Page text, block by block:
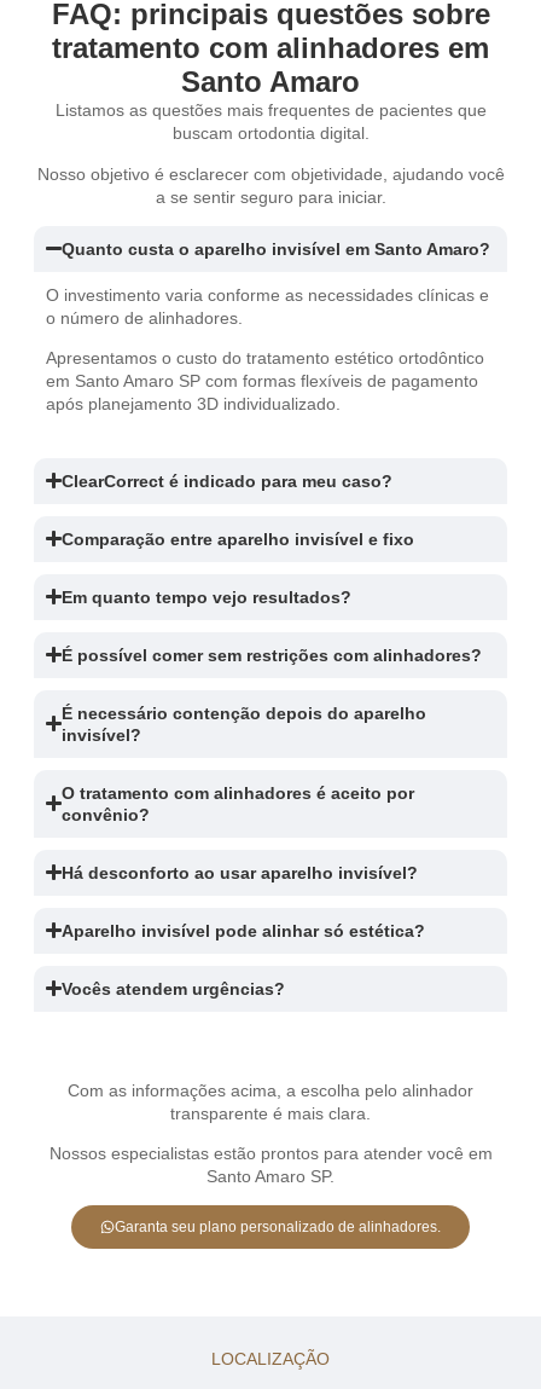
FAQ: principais questões sobre
tratamento com alinhadores em
Santo Amaro
Listamos as questões mais frequentes de pacientes que
buscam ortodontia digital.
Nosso objetivo é esclarecer com objetividade, ajudando você
a se sentir seguro para iniciar.
Quanto custa o aparelho invisível em Santo Amaro?
O investimento varia conforme as necessidades clínicas e
o número de alinhadores.
Apresentamos o custo do tratamento estético ortodôntico
em Santo Amaro SP com formas flexíveis de pagamento
após planejamento 3D individualizado.
ClearCorrect é indicado para meu caso?
Comparação entre aparelho invisível e fixo
Em quanto tempo vejo resultados?
É possível comer sem restrições com alinhadores?
É necessário contenção depois do aparelho
invisível?
O tratamento com alinhadores é aceito por
convênio?
Há desconforto ao usar aparelho invisível?
Aparelho invisível pode alinhar só estética?
Vocês atendem urgências?
Com as informações acima, a escolha pelo alinhador
transparente é mais clara.
Nossos especialistas estão prontos para atender você em
Santo Amaro SP.
Garanta seu plano personalizado de alinhadores.
LOCALIZAÇÃO